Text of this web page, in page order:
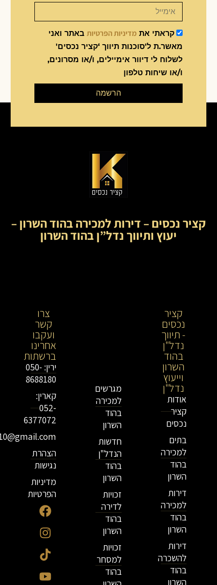
קראתי את מדיניות הפרטיותבאתר ואני
מאשר.ת ל'סוכנות תיווך ‘קציר נכסים'
לשלוח לי דיוור אימיילים, ו/או מסרונים,
ו/או שיחות טלפון
הרשמה
קציר נכסים – דירות למכירה בהוד השרון –
יעוץ ותיווך נדל”ן בהוד השרון
קציר
נכסים
- תיווך
נדל"ן
בהוד
השרון
וייעוץ
נדל"ן
אודות
קציר
נכסים
בתים
למכירה
בהוד
השרון
דירות
למכירה
בהוד
השרון
דירות
להשכרה
בהוד
השרון
מגרשים
למכירה
בהוד
השרון
חדשות
הנדל"ן
בהוד
השרון
זכויות
לדירה
בהוד
השרון
זכויות
למסחר
בהוד
צרו
קשר
ועקבו
אחרינו
ברשתות
ירין: 050-
8688180
קארין:
052-
6377072
הצהרת
נגישות
מדיניות
הפרטיות